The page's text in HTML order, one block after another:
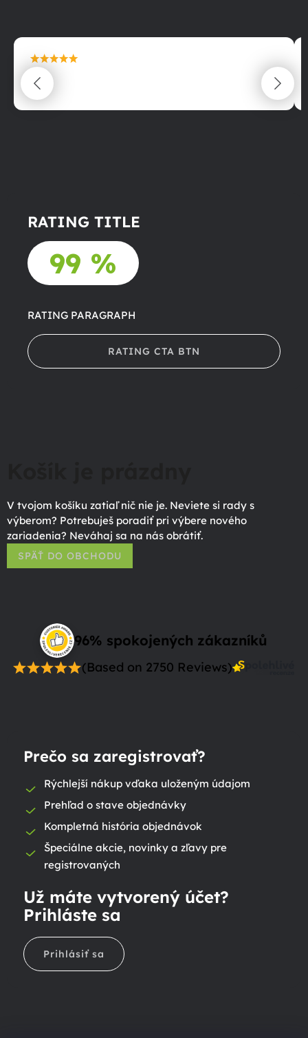
maximální spokojenost
22.06.2025
RATING TITLE
99 %
RATING PARAGRAPH
RATING CTA BTN
V tvojom košíku zatiaľ nič nie je. Neviete si rady s
výberom? Potrebuješ poradiť pri výbere nového
zariadenia? Neváhaj sa na nás obrátiť.
SPÄŤ DO OBCHODU
96% spokojených zákazníků
(Based on 2750 Reviews)
Prečo sa zaregistrovať?
Rýchlejší nákup vďaka uloženým údajom
Prehľad o stave objednávky
Kompletná história objednávok
Špeciálne akcie, novinky a zľavy pre
registrovaných
Už máte vytvorený účet?
Prihláste sa
Prihlásiť sa